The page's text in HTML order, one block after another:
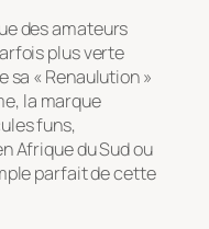
des amateurs
plus verte
sa « Renaulution »
la marque
funs,
Afrique du Sud ou
parfait de cette